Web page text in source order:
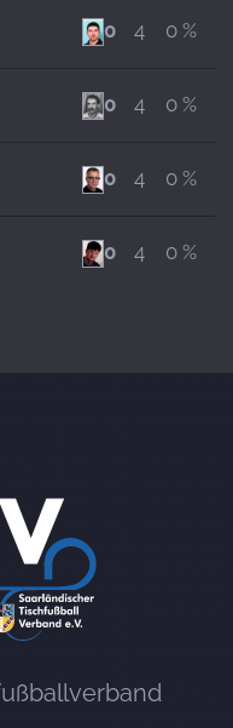
0 4 0 %
0 4 0 %
0 4 0 %
0 4 0 %